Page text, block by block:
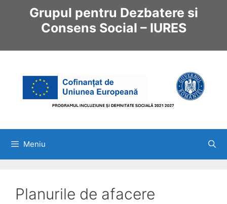
Grupul pentru Dezbatere si
Consens Social – IURES
Meniu
Planurile de afacere